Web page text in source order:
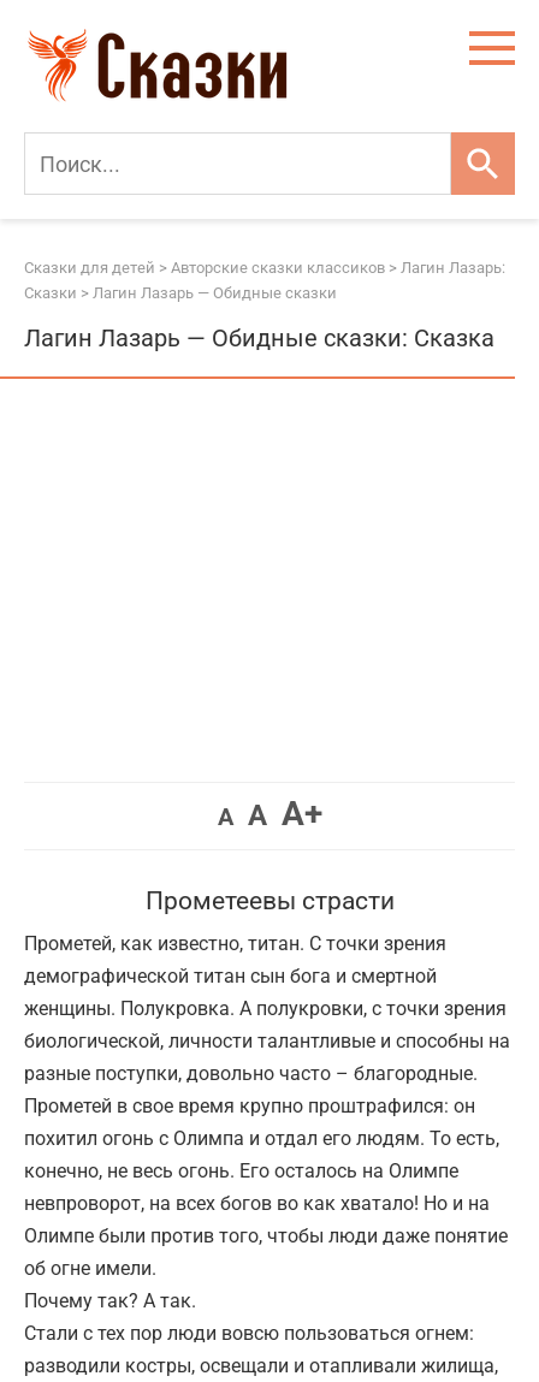
контенту
Сказки для детей > Авторские сказки классиков > Лагин Лазарь:
Сказки > Лагин Лазарь — Обидные сказки
Лагин Лазарь — Обидные сказки: Сказка
AУменьшить
AВернуть
A+Увеличить
Прометеевы страсти
Прометей, как известно, титан. С точки зрения
демографической титан сын бога и смертной
женщины. Полукровка. А полукровки, с точки зрения
биологической, личности талантливые и способны на
разные поступки, довольно часто – благородные.
Прометей в свое время крупно проштрафился: он
похитил огонь с Олимпа и отдал его людям. То есть,
конечно, не весь огонь. Его осталось на Олимпе
невпроворот, на всех богов во как хватало! Но и на
Олимпе были против того, чтобы люди даже понятие
об огне имели.
Почему так? А так.
Стали с тех пор люди вовсю пользоваться огнем:
разводили костры, освещали и отапливали жилища,